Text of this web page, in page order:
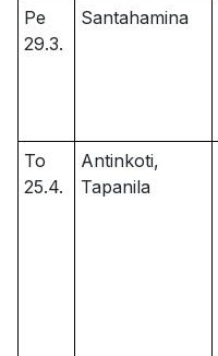
Pe
29.3.
Santahamina
To
25.4.
Antinkoti,
Tapanila